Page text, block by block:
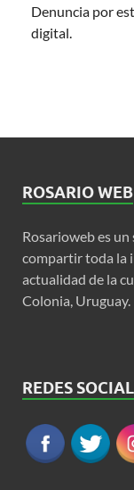
Denuncia por
digital.
ROSARIO WEB
Rosarioweb es
compartir toda la
actualidad de la
Colonia, Uruguay.
REDES